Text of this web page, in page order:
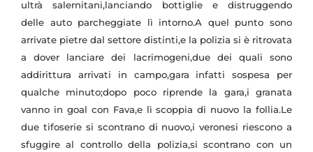
ultrà salernitani,lanciando bottiglie e distruggendo
delle auto parcheggiate lì intorno.A quel punto sono
arrivate pietre dal settore distinti,e la polizia si è ritrovata
a dover lanciare dei lacrimogeni,due dei quali sono
addirittura arrivati in campo,gara infatti sospesa per
qualche minuto;dopo poco riprende la gara,i granata
vanno in goal con Fava,e lì scoppia di nuovo la follia.Le
due tifoserie si scontrano di nuovo,i veronesi riescono a
sfuggire al controllo della polizia,si scontrano con un